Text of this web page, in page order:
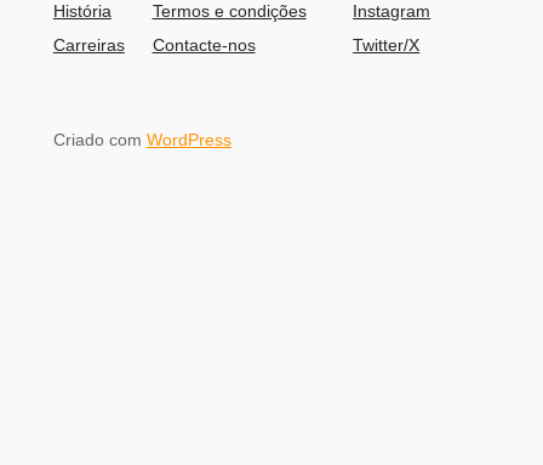
História
Carreiras
Termos e condições
Contacte-nos
Instagram
Twitter/X
Criado com WordPress